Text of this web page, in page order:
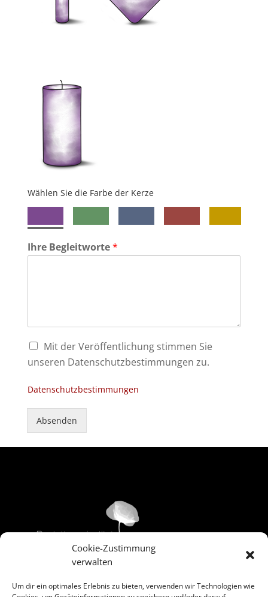
Cookie-Zustimmung
verwalten
Um dir ein optimales Erlebnis zu bieten, verwenden wir Technologien wie
Wählen Sie die Farbe der Kerze
Ihre Begleitworte*
C
e
k
Mit der Veröffentlichung stimmen Sie
unseren Datenschutzbestimmungen zu.
Datenschutzbestimmungen
Absenden